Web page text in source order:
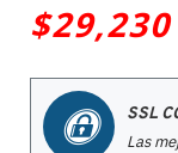
$29,230
SSL
Las